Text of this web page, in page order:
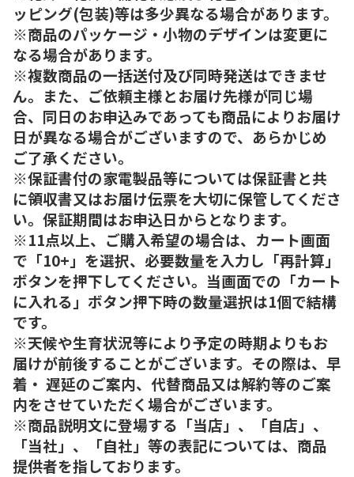
ッピング(包装)等は多少異なる場合があります。
※商品のパッケージ・小物のデザインは変更に
なる場合があります。
※複数商品の一括送付及び同時発送はできませ
ん。また、ご依頼主様とお届け先様が同じ場
合、同日のお申込みであっても商品によりお届け
日が異なる場合がございますので、あらかじめ
ご了承ください。
※保証書付の家電製品等については保証書と共
に領収書又はお届け伝票を大切に保管してくださ
い。保証期間はお申込日からとなります。
※11点以上、ご購入希望の場合は、カート画面
で「10+」を選択、必要数量を入力し「再計算」
ボタンを押下してください。当画面での「カート
に入れる」ボタン押下時の数量選択は1個で結構
です。
※天候や生育状況等により予定の時期よりもお
届けが前後することがございます。その際は、早
着・ 遅延のご案内、代替商品又は解約等のご案
内をさせていただく場合がございます。
※商品説明文に登場する「当店」、「自店」、
「当社」、「自社」等の表記については、商品
提供者を指しております。